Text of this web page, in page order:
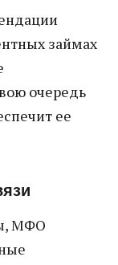
займах
очередь
ее
МФО